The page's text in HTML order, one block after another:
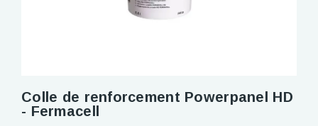
Colle de renforcement Powerpanel HD
- Fermacell